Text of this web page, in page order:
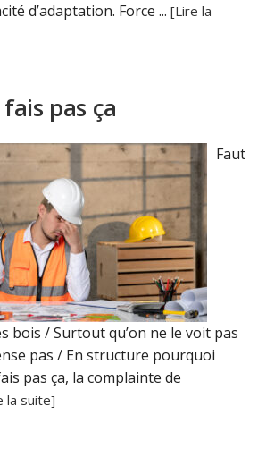
d’adaptation. Force ...[Lire la
pas ça
Faut
bois / Surtout qu’on ne le voit pas
pas / En structure pourquoi
pas ça, la complainte de
la suite]